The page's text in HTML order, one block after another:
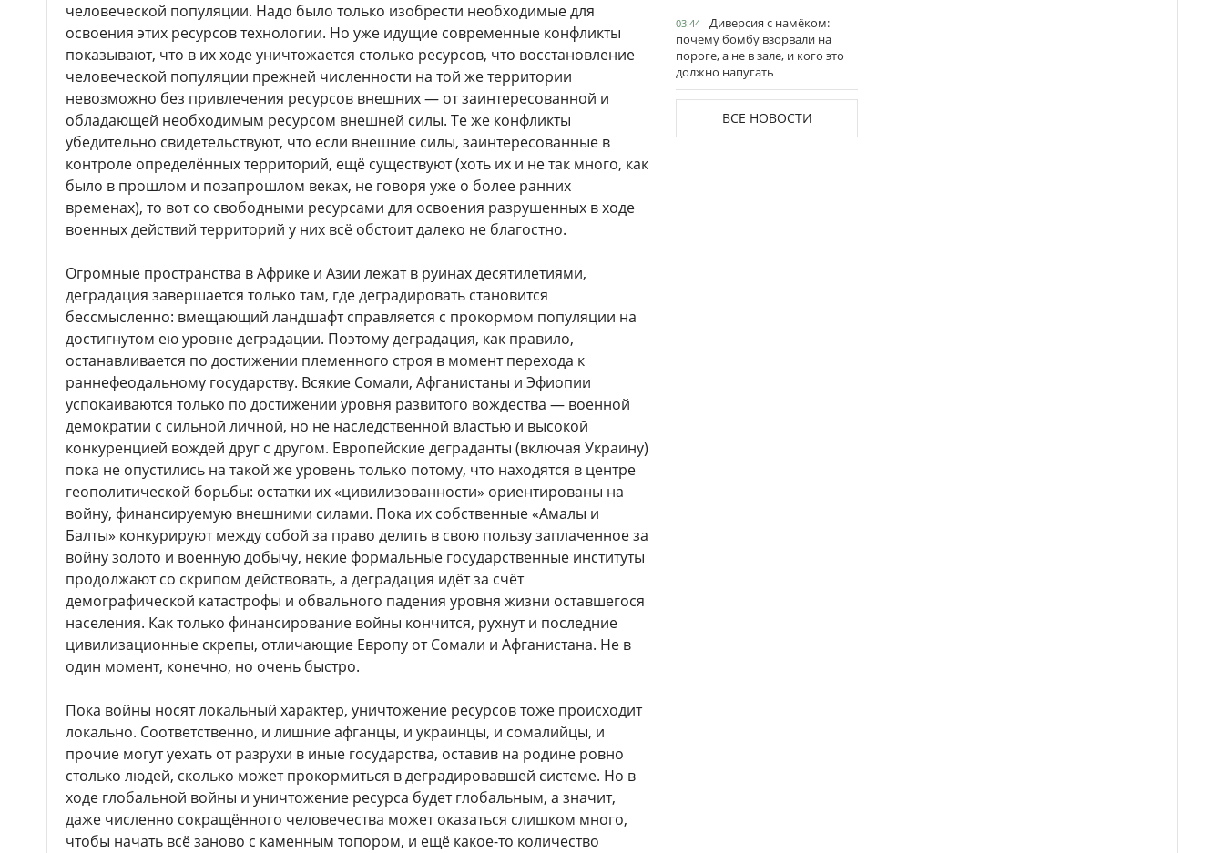
человеческой популяции. Надо было только изобрести необходимые для
освоения этих ресурсов технологии. Но уже идущие современные конфликты
показывают, что в их ходе уничтожается столько ресурсов, что восстановление
человеческой популяции прежней численности на той же территории
невозможно без привлечения ресурсов внешних — от заинтересованной и
обладающей необходимым ресурсом внешней силы. Те же конфликты
убедительно свидетельствуют, что если внешние силы, заинтересованные в
контроле определённых территорий, ещё существуют (хоть их и не так много, как
было в прошлом и позапрошлом веках, не говоря уже о более ранних
временах), то вот со свободными ресурсами для освоения разрушенных в ходе
военных действий территорий у них всё обстоит далеко не благостно.
Огромные пространства в Африке и Азии лежат в руинах десятилетиями,
деградация завершается только там, где деградировать становится
бессмысленно: вмещающий ландшафт справляется с прокормом популяции на
достигнутом ею уровне деградации. Поэтому деградация, как правило,
останавливается по достижении племенного строя в момент перехода к
раннефеодальному государству. Всякие Сомали, Афганистаны и Эфиопии
успокаиваются только по достижении уровня развитого вождества — военной
демократии с сильной личной, но не наследственной властью и высокой
конкуренцией вождей друг с другом. Европейские деграданты (включая Украину)
пока не опустились на такой же уровень только потому, что находятся в центре
геополитической борьбы: остатки их «цивилизованности» ориентированы на
войну, финансируемую внешними силами. Пока их собственные «Амалы и
Балты» конкурируют между собой за право делить в свою пользу заплаченное за
войну золото и военную добычу, некие формальные государственные институты
продолжают со скрипом действовать, а деградация идёт за счёт
демографической катастрофы и обвального падения уровня жизни оставшегося
населения. Как только финансирование войны кончится, рухнут и последние
цивилизационные скрепы, отличающие Европу от Сомали и Афганистана. Не в
один момент, конечно, но очень быстро.
Пока войны носят локальный характер, уничтожение ресурсов тоже происходит
локально. Соответственно, и лишние афганцы, и украинцы, и сомалийцы, и
прочие могут уехать от разрухи в иные государства, оставив на родине ровно
столько людей, сколько может прокормиться в деградировавшей системе. Но в
ходе глобальной войны и уничтожение ресурса будет глобальным, а значит,
даже численно сокращённого человечества может оказаться слишком много,
чтобы начать всё заново с каменным топором, и ещё какое-то количество
03:44
Диверсия с намёком:
почему бомбу взорвали на
пороге, а не в зале, и кого это
должно напугать
ВСЕ НОВОСТИ